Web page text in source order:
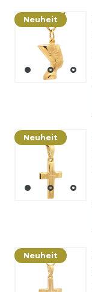
Neuheit
Neuheit
Neuheit